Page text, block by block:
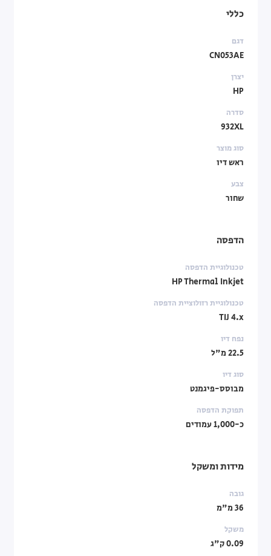
כללי
דגם
CN053AE
יצרן
HP
סדרה
932XL
סוג מוצר
ראש דיו
צבע
שחור
הדפסה
טכנולוגיית הדפסה
HP Thermal Inkjet
טכנולוגיית רזולוציית הדפסה
TIJ 4.x
נפח דיו
22.5 מ"ל
סוג דיו
מבוסס-פיגמנט
תפוקת הדפסה
כ-1,000 עמודים
מידות ומשקל
גובה
36 מ"מ
משקל
0.09 ק"ג